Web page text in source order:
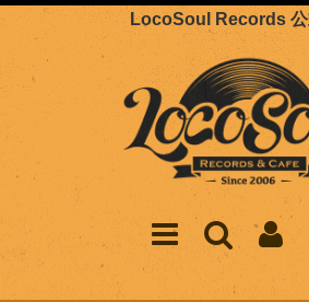
LocoSoul Records 公